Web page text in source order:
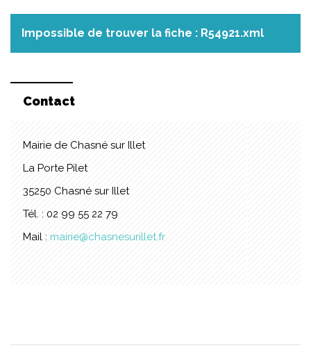
Impossible de trouver la fiche : R54921.xml
Contact
Mairie de Chasné sur Illet
La Porte Pilet
35250 Chasné sur Illet
Tél. : 02 99 55 22 79
Mail : mairie@chasnesurillet.fr